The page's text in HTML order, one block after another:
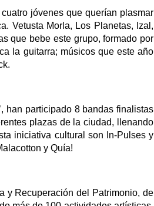
jóvenes que querían plasmar
Vetusta Morla, Los Planetas, Izal,
que bebe este grupo, formado por
la guitarra; músicos que este año
han participado 8 bandas finalistas
plazas de la ciudad, llenando
iniciativa cultural son In-Pulses y
y Quía!
y Recuperación del Patrimonio, de